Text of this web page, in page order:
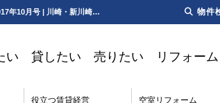
オーナー新聞2017年10月号｜4K・8K｜テレビ｜居住支援協議会【更新】オーナー新聞2017年10月号 | 川崎・新川崎・鹿島田の賃貸は第一ハウジング株式会社にお任せ下さい！
い 貸したい 売りたい リフォーム
役立つ賃貸経営 空室リフォーム
物件